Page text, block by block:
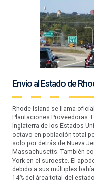
Envío al Estado de
Rhode Island se llama
Plantaciones Proveedoras.
Inglaterra de los Estados
octavo en población total
solo por detrás de Nueva
Massachusetts. También
York en el suroeste. El
debido a sus múltiples
14% del área total del